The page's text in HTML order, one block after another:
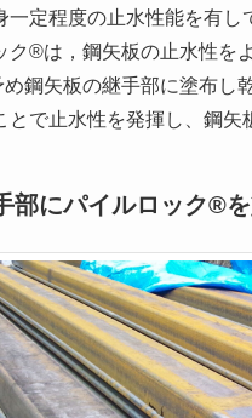
定程度の止水性能を有し
ク®は，鋼矢板の止水性を
鋼矢板の継手部に塗布し
とで止水性を発揮し、鋼
部にパイルロック®